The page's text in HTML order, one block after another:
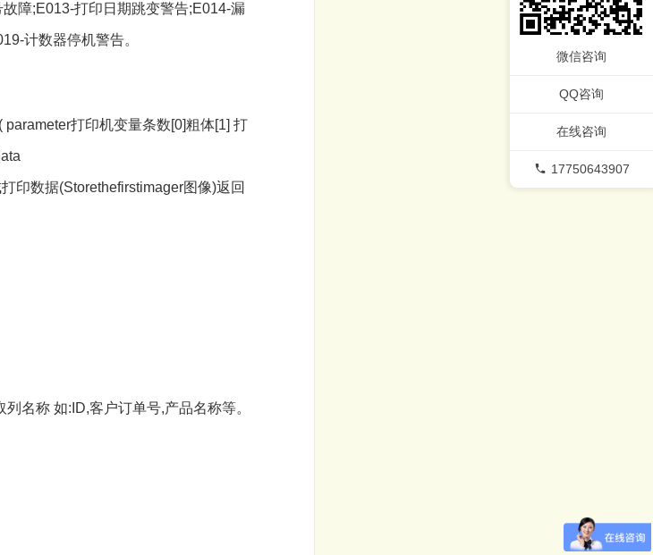
障;E013-打印日期跳变警告;E014-漏
计数器停机警告。
打印机变量条数[0]粗体[1] 打
印数据(Storethefirstimager图像)返回
名称 如:ID,客户订单号,产品名称等。
微信咨询
QQ咨询
在线咨询
17750643907